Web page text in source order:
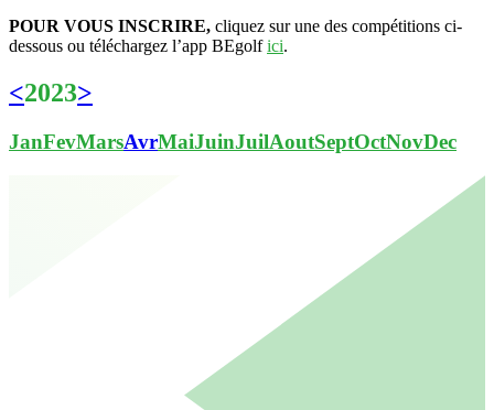
POUR VOUS INSCRIRE, cliquez sur une des compétitions ci-
dessous ou téléchargez l’app BEgolfici.
<2023>
JanFevMarsAvrMaiJuinJuilAoutSeptOctNovDec